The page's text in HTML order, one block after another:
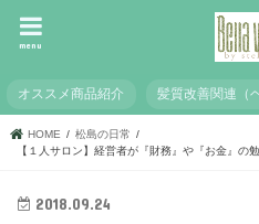
menu
オススメ商品紹介 髪質改善関連（
HOME
松島の日常
【１人サロン】経営者が『財務』や『お金』の
2018.09.24